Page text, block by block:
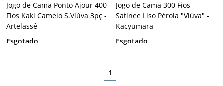
Jogo de Cama Ponto Ajour 400
Fios Kaki Camelo S.Viúva 3pç -
Artelassê
Esgotado
Jogo de Cama 300 Fios
Satinee Liso Pérola "Viúva" -
Kacyumara
Esgotado
1